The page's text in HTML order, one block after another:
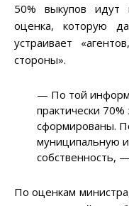
50% выкупов идут
оценка, которую
устраивает
стороны».
— По той
практически
сформированы.
муниципальную
собственность,
По оценкам